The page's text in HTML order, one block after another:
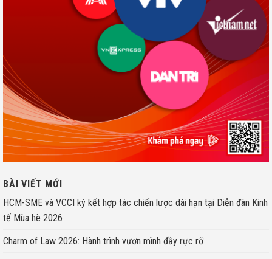
BÀI VIẾT MỚI
HCM-SME và VCCI ký kết hợp tác chiến lược dài hạn tại Diễn đàn Kinh
tế Mùa hè 2026
Charm of Law 2026: Hành trình vươn mình đầy rực rỡ